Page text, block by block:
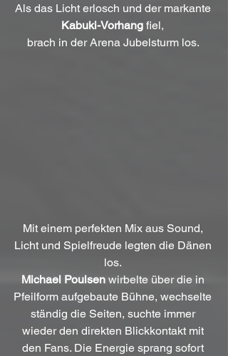
Als das Licht erlosch und der markante
Kabuki-Vorhang fiel,
brach in der Arena Jubelsturm los.
Mit einem perfekten Mix aus Sound,
Licht und Spielfreude legten die Dänen
los.
Michael Poulsen wirbelte über die in
Pfeilform aufgebaute Bühne, wechselte
ständig die Seiten, suchte immer
wieder den direkten Blickkontakt mit
den Fans. Die Energie sprang sofort